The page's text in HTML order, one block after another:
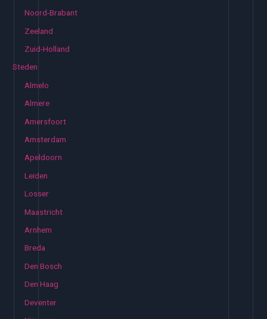
Noord-Brabant
Zeeland
Zuid-Holland
Steden
Almelo
Almere
Amersfoort
Amsterdam
Apeldoorn
Leiden
Losser
Maastricht
Arnhem
Breda
Den Bosch
Den Haag
Deventer